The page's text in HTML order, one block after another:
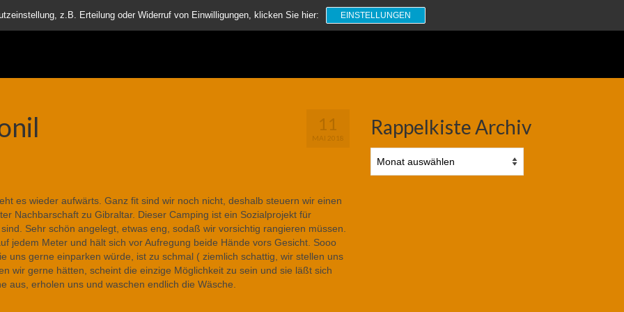
Suchen
nach:
11
MAI 2018
es wieder aufwärts. Ganz fit sind wir noch nicht, deshalb steuern wir einen
Nachbarschaft zu Gibraltar. Dieser Camping ist ein Sozialprojekt für
Sehr schön angelegt, etwas eng, sodaß wir vorsichtig rangieren müssen.
jedem Meter und hält sich vor Aufregung beide Hände vors Gesicht. Sooo
gerne einparken würde, ist zu schmal ( ziemlich schattig, wir stellen uns
wir gerne hätten, scheint die einzige Möglichkeit zu sein und sie läßt sich
aus, erholen uns und waschen endlich die Wäsche.
Rappelkiste Archiv
Archiv
z.B. Erteilung oder Widerruf von Einwilligungen, klicken Sie hier: EINSTELLUNGEN